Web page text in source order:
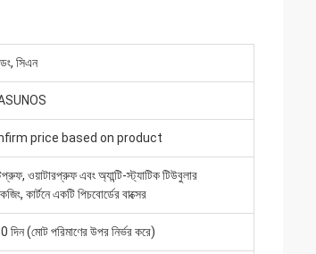
সিএন
price based on product
ওয়াটারপ্রুফ এবং অ্যান্টি-স্ট্যাটিক টিউবুলার
কার্টনে একটি পিচবোর্ডের বাক্সের
দিন (মোট পরিমাণের উপর নির্ভর করে)